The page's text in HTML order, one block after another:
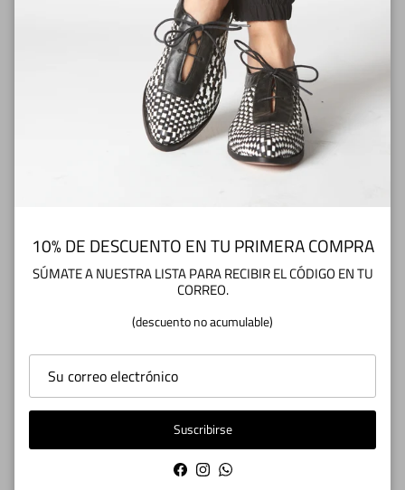
Cuidados del Zapato
¿TIENES DUDAS O CONSULTAS? Escríbenos
10% DE DESCUENTO EN TU PRIMERA COMPRA
SÚMATE A NUESTRA LISTA PARA RECIBIR EL CÓDIGO EN TU
CORREO.
(descuento no acumulable)
Suscribirse
Facebook
InstagramWhatsApp